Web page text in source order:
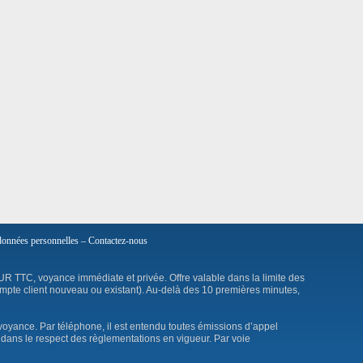
personnelles – Contactez-nous
TTC, voyance immédiate et privée. Offre valable dans la limite des
client nouveau ou existant). Au-delà des 10 premières minutes,
Par téléphone, il est entendu toutes émissions d’appel
le respect des règlementations en vigueur. Par voie